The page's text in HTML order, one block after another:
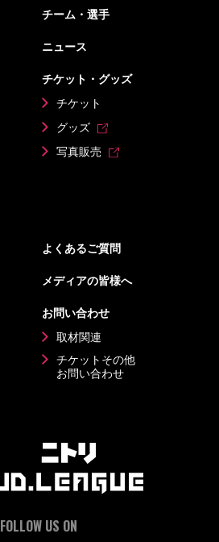
チーム・選手
ニュース
チケット・グッズ
チケット
グッズ
写真販売
よくあるご質問
メディアの皆様へ
お問い合わせ
取材関連
チケットその他
お問い合わせ
FOLLOW US ON